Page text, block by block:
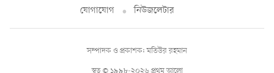
যোগাযোগ
নিউজলেটার
স্বত্ব © ১৯৯৮-২০২৬ প্রথম আলো
সম্পাদক ও প্রকাশক: মতিউর রহমান